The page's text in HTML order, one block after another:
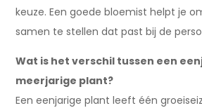
keuze. Een goede bloemist helpt je
samen te stellen dat past bij de
Wat is het verschil tussen een
meerjarige plant?
Een eenjarige plant leeft één